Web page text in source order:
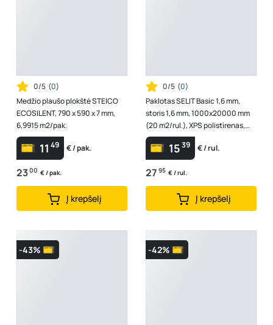
0/5 (0)
Medžio plaušo plokštė STEICO
ECOSILENT, 790 x 590 x 7 mm,
6,9915 m2/pak.
11 49 € / pak.
2300 € / pak.
Į krepšelį
0/5 (0)
Paklotas SELIT Basic 1,6 mm,
storis 1,6 mm, 1000x20000 mm
(20 m2/rul.), XPS polistirenas,
išlygina nelygumus iki 0,5mm, ...
1539 € / rul.
27 95 € / rul.
Į krepšelį
-43% -42%